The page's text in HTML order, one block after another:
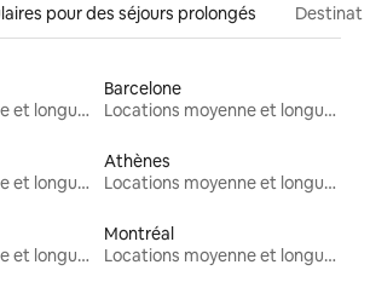
pour des séjours prolongés
Locations moyenne et longue durée
Barcelone
Locations moyenne et longue durée
Locations moyenne et longue durée
Athènes
Locations moyenne et longue durée
Locations moyenne et longue durée
Montréal
Locations moyenne et longue durée